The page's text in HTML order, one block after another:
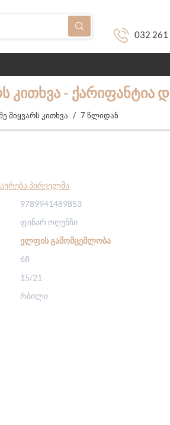
032 261
ᲙᲘᲗᲮᲕᲐ - ᲥᲐᲠᲘᲤᲐᲜᲢᲘᲐ
მიყვარს კითხვა / 7 წლიდან
პირველმა
9789941489853
ფინარ ოღუნჩი
ᲔᲚᲤᲘᲡ ᲒᲐᲛᲝᲛᲪᲔᲛᲚᲝᲑᲐ
68
15/21
რბილი